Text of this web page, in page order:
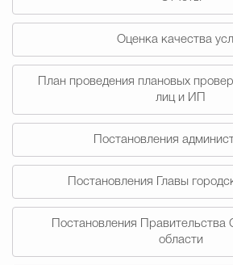
Оценка качества
План проведения плановых
лиц и ИП
Постановления
Постановления Главы
Постановления Правительства
области